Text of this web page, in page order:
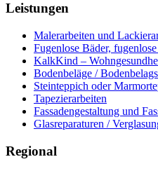
Leistungen
Malerarbeiten und
Fugenlose Bäder,
KalkKind –
Bodenbeläge /
Steinteppich oder
Tapezierarbeiten
Fassadengestaltung und
Glasreparaturen /
Regional